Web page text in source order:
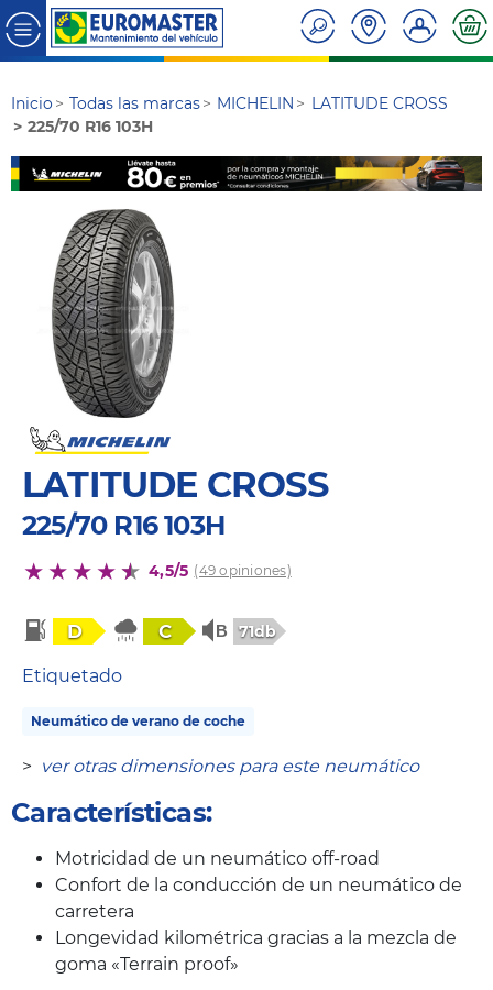
Inicio Todas las marcas MICHELIN
LATITUDE CROSS
225/70 R16 103H
LATITUDE CROSS
225/70 R16 103H
4,5/5 (49 opiniones)
D C 71db
Etiquetado
Neumático de verano de coche
> ver otras dimensiones para este neumático
Características:
Motricidad de un neumático off-road
Confort de la conducción de un neumático de
carretera
Longevidad kilométrica gracias a la mezcla de
goma «Terrain proof»